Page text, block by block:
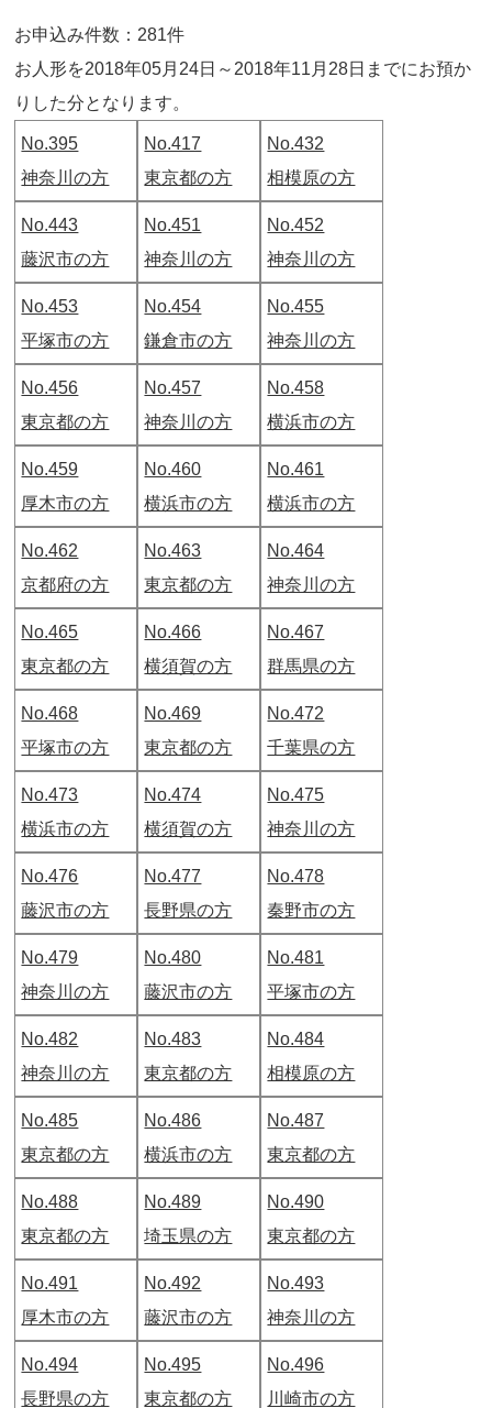
お申込み件数：281件
お人形を2018年05月24日～2018年11月28日までにお預か
りした分となります。
No.395
神奈川の方
No.417
東京都の方
No.432
相模原の方
No.443
藤沢市の方
No.451
神奈川の方
No.452
神奈川の方
No.453
平塚市の方
No.454
鎌倉市の方
No.455
神奈川の方
No.456
東京都の方
No.457
神奈川の方
No.458
横浜市の方
No.459
厚木市の方
No.460
横浜市の方
No.461
横浜市の方
No.462
京都府の方
No.463
東京都の方
No.464
神奈川の方
No.465
東京都の方
No.466
横須賀の方
No.467
群馬県の方
No.468
平塚市の方
No.469
東京都の方
No.472
千葉県の方
No.473
横浜市の方
No.474
横須賀の方
No.475
神奈川の方
No.476
藤沢市の方
No.477
長野県の方
No.478
秦野市の方
No.479
神奈川の方
No.480
藤沢市の方
No.481
平塚市の方
No.482
神奈川の方
No.483
東京都の方
No.484
相模原の方
No.485
東京都の方
No.486
横浜市の方
No.487
東京都の方
No.488
東京都の方
No.489
埼玉県の方
No.490
東京都の方
No.491
厚木市の方
No.492
藤沢市の方
No.493
神奈川の方
No.494
長野県の方
No.495
東京都の方
No.496
川崎市の方